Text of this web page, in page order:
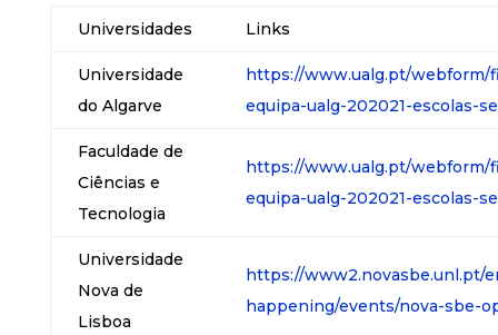
Universidades Links
Universidade
do Algarve
https://www.ualg.pt/webform/
equipa-ualg-202021-escolas-
Faculdade de
Ciências e
Tecnologia
https://www.ualg.pt/webform/
equipa-ualg-202021-escolas-
Universidade
Nova de
Lisboa
https://www2.novasbe.unl.pt/
happening/events/nova-sbe-